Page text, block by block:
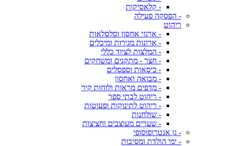
- קלאסיקות
- הפסקה פעילה
ריהוט
- ארגזי אחסון וסלסלאות
- ארונות מגירות ומיכלים
- המלצות לציוד כללי
- חצר - מתקנים ומשחקים
- כיסאות וספסלים
- מבואה ואחסון
- מדפים מראות ולוחות קיר
- ריהוט לבתי ספר
- ריהוט לתינוקות ופעוטות
- שולחנות
- שערים מעוצבים וחציצות
- גן אנטרופוסופי
- ימי הולדת ומסיבות